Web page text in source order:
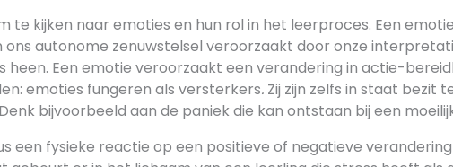
te kijken naar emoties en hun rol in het leerproces. Een
ons autonome zenuwstelsel veroorzaakt door onze
heen. Een emotie veroorzaakt een verandering in actie-
emoties fungeren als versterkers. Zij zijn zelfs in staat bezit
bijvoorbeeld aan de paniek die kan ontstaan bij een
een fysieke reactie op een positieve of negatieve